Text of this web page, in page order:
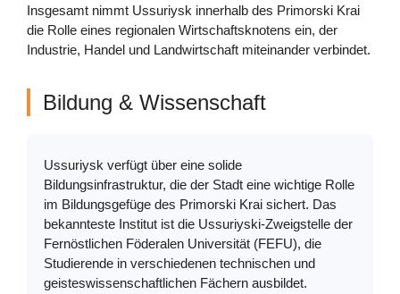
Insgesamt nimmt Ussuriysk innerhalb des Primorski Krai
die Rolle eines regionalen Wirtschaftsknotens ein, der
Industrie, Handel und Landwirtschaft miteinander verbindet.
Bildung & Wissenschaft
Ussuriysk verfügt über eine solide
Bildungsinfrastruktur, die der Stadt eine wichtige Rolle
im Bildungsgefüge des Primorski Krai sichert. Das
bekannteste Institut ist die Ussuriyski-Zweigstelle der
Fernöstlichen Föderalen Universität (FEFU), die
Studierende in verschiedenen technischen und
geisteswissenschaftlichen Fächern ausbildet.